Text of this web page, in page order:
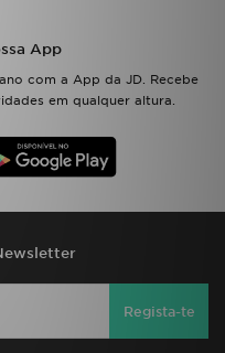
App
com a App da JD. Recebe
em qualquer altura.
Regista-te